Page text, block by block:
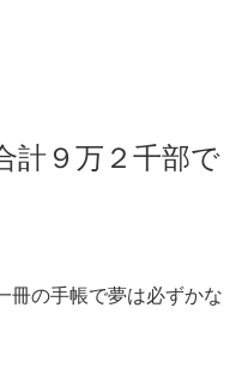
計９万２千部で
冊の手帳で夢は必ずかな